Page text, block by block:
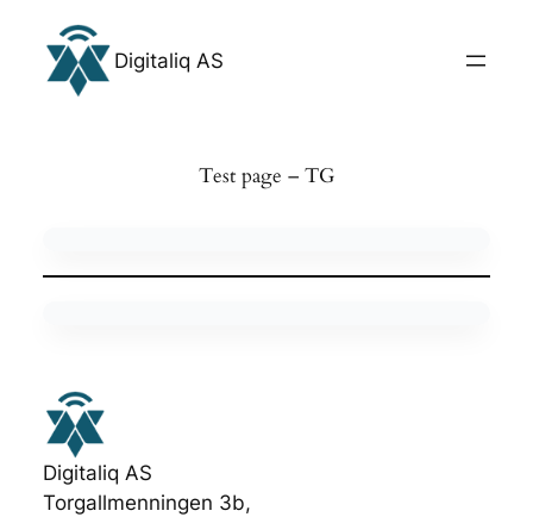
innhold
Digitaliq AS
Test page – TG
Digitaliq AS
Torgallmenningen 3b,